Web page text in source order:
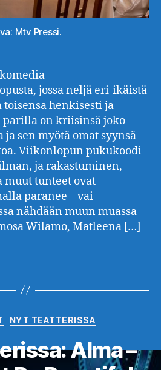
Mtv Pressi.
jossa neljä eri-ikäistä
henkisesti ja
on kriisinsä joko
sen myötä omat syynsä
Viikonlopun pukukoodi
ja rakastuminen,
muut tunteet ovat
paranee – vai
nähdään muun muassa
Wilamo, Matleena […]
Kategoriat
NYT TEATTERISSA
Alma –